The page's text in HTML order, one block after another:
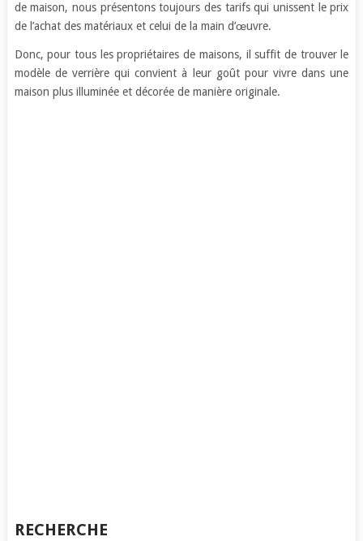
de maison, nous présentons toujours des tarifs qui unissent le prix
de l’achat des matériaux et celui de la main d’œuvre.
Donc, pour tous les propriétaires de maisons, il suffit de trouver le
modèle de verrière qui convient à leur goût pour vivre dans une
maison plus illuminée et décorée de manière originale.
RECHERCHE